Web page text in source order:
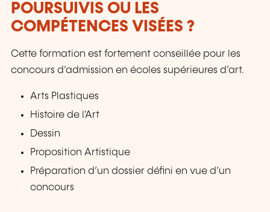
POURSUIVIS OU LES
COMPÉTENCES VISÉES ?
Cette formation est fortement conseillée pour les
concours d’admission en écoles supérieures d’art.
Arts Plastiques
Histoire de l'Art
Dessin
Proposition Artistique
Préparation d’un dossier défini en vue d’un
concours